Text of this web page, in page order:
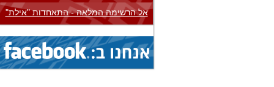
3.8.2026 - 8.8.2026
אליפות אירופה...
(איגוד: בייסבול)
הצג
1.8.2026 - 9.8.2026
אליפות עולם...
(איגוד: ג'יו ג'יטסו)
הצג
1.8.2026 - 9.8.2026
אל הרשימה המלאה - התאחדות "אילת"